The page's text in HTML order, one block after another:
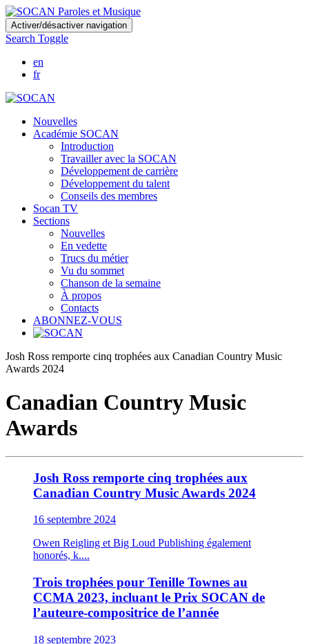
Skip
to
main
content
Activer/désactiver navigation
Search Toggle
en
fr
Nouvelles
Académie SOCAN
Introduction
Travailler avec la SOCAN
Développement de carrière
Développement du talent
Conseils des membres
Socan TV
Sections
Nouvelles
En vedette
Trucs du métier
Vu du sommet
Chanson de la semaine
À propos
Contacts
ABONNEZ-VOUS
Josh Ross remporte cinq trophées aux Canadian Country Music
Awards 2024
Canadian Country Music
Awards
Josh Ross remporte cinq trophées aux
Canadian Country Music Awards 2024
16 septembre 2024
Owen Reigling et Big Loud Publishing également
honorés, k....
Trois trophées pour Tenille Townes au
CCMA 2023, incluant le Prix SOCAN de
l’auteure-compositrice de l’année
18 septembre 2023